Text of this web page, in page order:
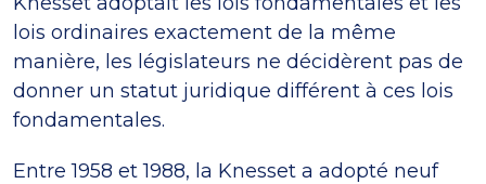
lois ordinaires exactement de la même
manière, les législateurs ne décidèrent pas de
donner un statut juridique différent à ces lois
fondamentales.
Entre 1958 et 1988, la Knesset a adopté neuf